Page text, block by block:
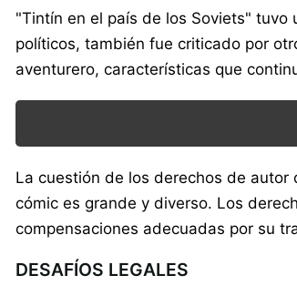
"Tintín en el país de los Soviets"
políticos, también fue criticado por
aventurero, características que
La cuestión de los derechos de
cómic es grande y diverso. Los
compensaciones adecuadas por su
DESAFÍOS LEGALES